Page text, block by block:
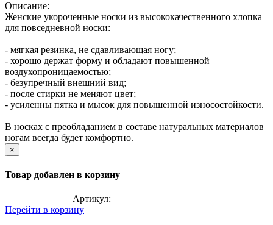
Описание:
Женские укороченные носки из высококачественного хлопка
для повседневной носки:
- мягкая резинка, не сдавливающая ногу;
- хорошо держат форму и обладают повышенной
воздухопроницаемостью;
- безупречный внешний вид;
- после стирки не меняют цвет;
- усиленны пятка и мысок для повышенной износостойкости.
В носках с преобладанием в составе натуральных материалов
ногам всегда будет комфортно.
×
Товар добавлен в корзину
Артикул:
Перейти в корзину